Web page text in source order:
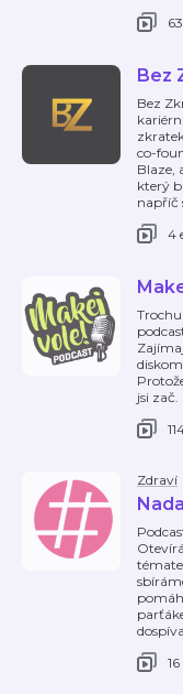
Bez
Bez
co-
Blaze,
který
napříč
4
jsi zač.
Zdraví